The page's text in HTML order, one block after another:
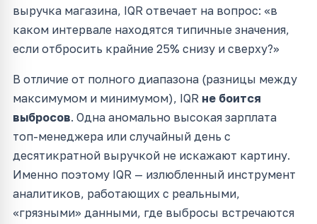
выручка магазина, IQR отвечает на вопрос: «в
каком интервале находятся типичные значения,
если отбросить крайние 25% снизу и сверху?»
В отличие от полного диапазона (разницы между
максимумом и минимумом), IQR не боится
выбросов. Одна аномально высокая зарплата
топ-менеджера или случайный день с
десятикратной выручкой не искажают картину.
Именно поэтому IQR — излюбленный инструмент
аналитиков, работающих с реальными,
«грязными» данными, где выбросы встречаются